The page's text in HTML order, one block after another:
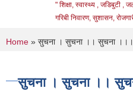
" शिक्षा, स्वास्थ्य , जडिबुटी ,
गरिबी निवारण, सुशासन,
You are here
Home » सुचना । सुचना ।। सुचना ।।।
सुचना । सुचना ।।